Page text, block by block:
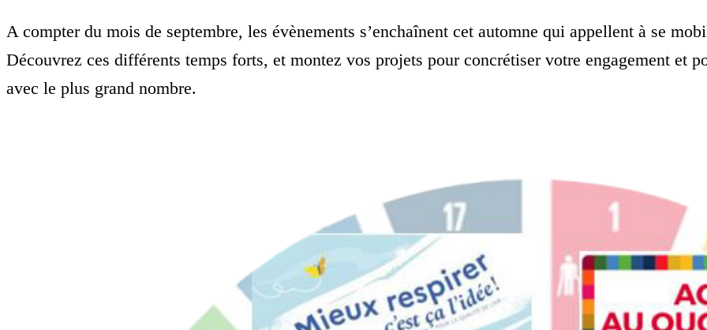
A compter du mois de septembre, les évènements s’enchaînent cet automne qui appellent à se
Découvrez ces différents temps forts, et montez vos projets pour concrétiser votre engagement et
avec le plus grand nombre.